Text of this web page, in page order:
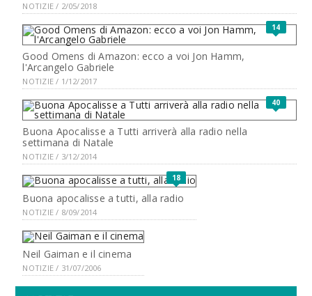
NOTIZIE / 2/05/2018
14
Good Omens di Amazon: ecco a voi Jon Hamm,
l'Arcangelo Gabriele
NOTIZIE / 1/12/2017
40
Buona Apocalisse a Tutti arriverà alla radio nella
settimana di Natale
NOTIZIE / 3/12/2014
18
Buona apocalisse a tutti, alla radio
NOTIZIE / 8/09/2014
Neil Gaiman e il cinema
NOTIZIE / 31/07/2006